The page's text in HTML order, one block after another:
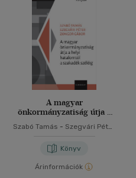
A magyar
önkormányzatiság útja a
szakadék széléig
Szabó Tamás - Szegvári Péter
Könyv
Árinformációk